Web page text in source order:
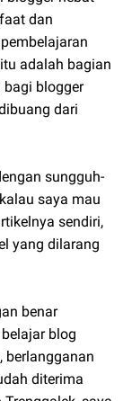
dan
adalah bagian
blogger
dari
sungguh-
saya mau
sendiri,
yang dilarang
benar
blog
berlangganan
diterima